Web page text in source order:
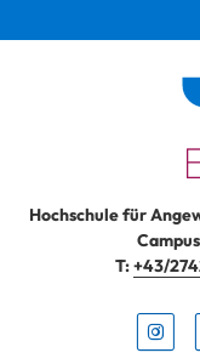
Hochschule für
T:+43/